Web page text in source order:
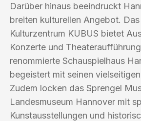
Darüber hinaus beeindruckt
breiten kulturellen Angebot.
Kulturzentrum KUBUS bietet
Konzerte und
renommierte Schauspielhaus
begeistert mit seinen
Zudem locken das Sprengel
Landesmuseum Hannover mit
Kunstausstellungen und